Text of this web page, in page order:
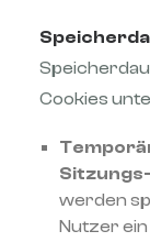
Cookies
werden
Nutzer